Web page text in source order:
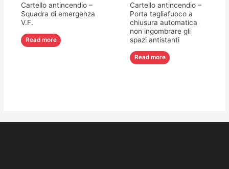
Cartello antincendio –
Squadra di emergenza
V.F.
Read more
Cartello antincendio –
Porta tagliafuoco a
chiusura automatica
non ingombrare gli
spazi antistanti
Read more